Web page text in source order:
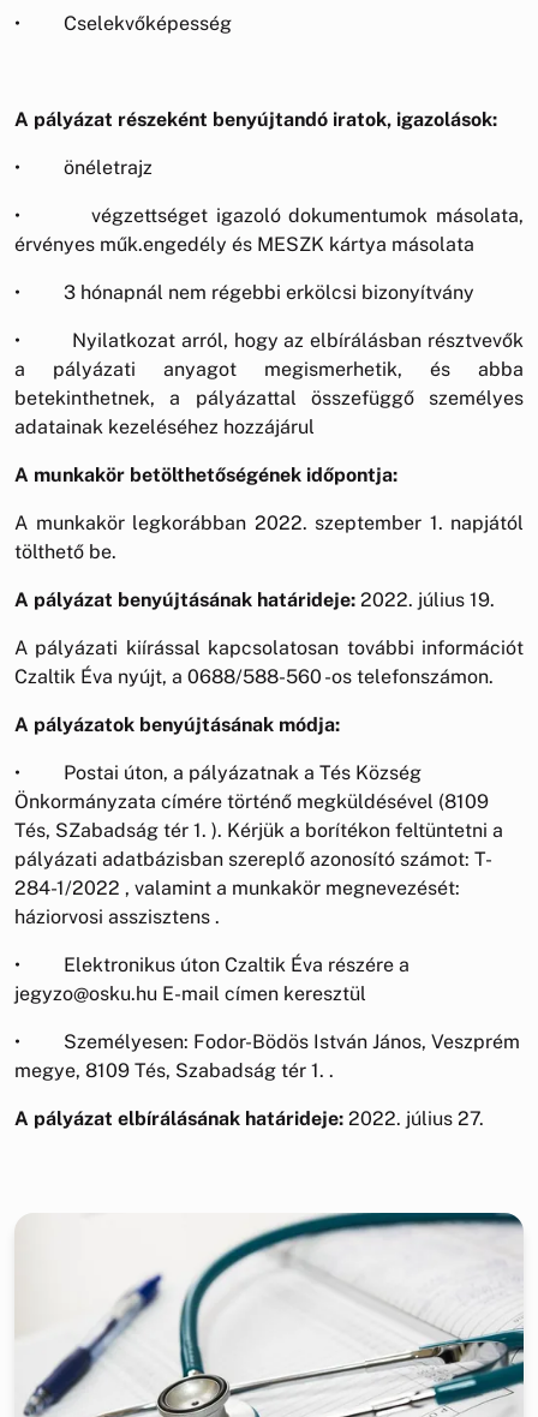
• Cselekvőképesség
A pályázat részeként benyújtandó iratok, igazolások:
• önéletrajz
• végzettséget igazoló dokumentumok másolata,
érvényes műk.engedély és MESZK kártya másolata
• 3 hónapnál nem régebbi erkölcsi bizonyítvány
• Nyilatkozat arról, hogy az elbírálásban résztvevők
a pályázati anyagot megismerhetik, és abba
betekinthetnek, a pályázattal összefüggő személyes
adatainak kezeléséhez hozzájárul
A munkakör betölthetőségének időpontja:
A munkakör legkorábban 2022. szeptember 1. napjától
tölthető be.
A pályázat benyújtásának határideje: 2022. július 19.
A pályázati kiírással kapcsolatosan további információt
Czaltik Éva nyújt, a 0688/588-560 -os telefonszámon.
A pályázatok benyújtásának módja:
• Postai úton, a pályázatnak a Tés Község
Önkormányzata címére történő megküldésével (8109
Tés, SZabadság tér 1. ). Kérjük a borítékon feltüntetni a
pályázati adatbázisban szereplő azonosító számot: T-
284-1/2022 , valamint a munkakör megnevezését:
háziorvosi asszisztens .
• Elektronikus úton Czaltik Éva részére a
jegyzo@osku.hu E-mail címen keresztül
• Személyesen: Fodor-Bödös István János, Veszprém
megye, 8109 Tés, Szabadság tér 1. .
A pályázat elbírálásának határideje: 2022. július 27.